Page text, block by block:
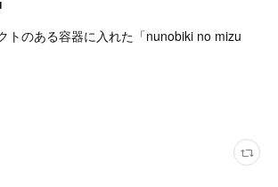
トのある容器に入れた「nunobiki no mizu